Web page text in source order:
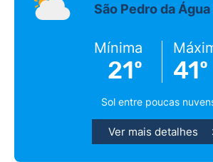
São Pedro da
Mínima
21º 41º
Sol entre poucas
Ver mais detalhes